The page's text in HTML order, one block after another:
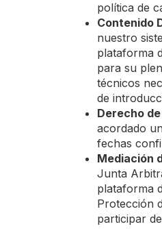
política de
Contenido
nuestro
plataforma
para su
técnicos
de
Derecho
acordado
fechas
Mediación
Junta
plataforma
Protección
participar